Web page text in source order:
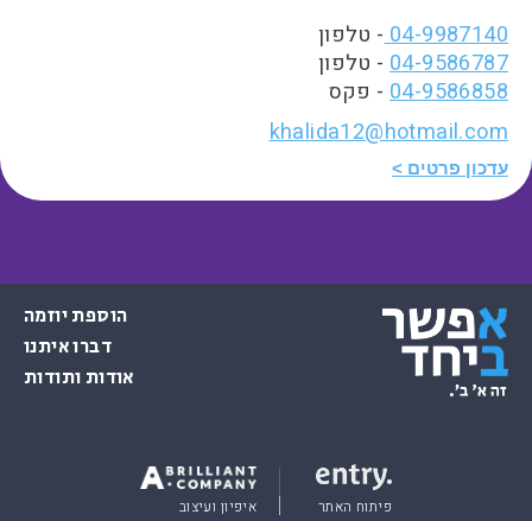
04-9987140- טלפון
04-9586787 - טלפון
04-9586858 - פקס
khalida12@hotmail.com
עדכון פרטים
הוספת יוזמה
דברו איתנו
אודות ותודות
פיתוח האתר איפיון ועיצוב